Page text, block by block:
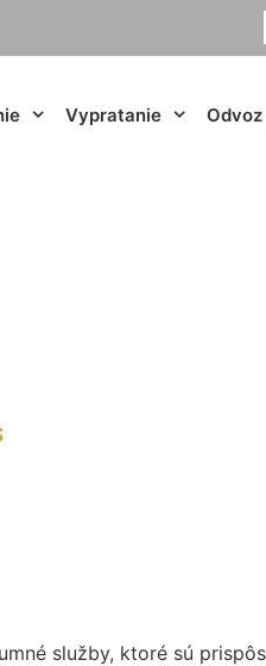
Vypratanie
služby, ktoré sú